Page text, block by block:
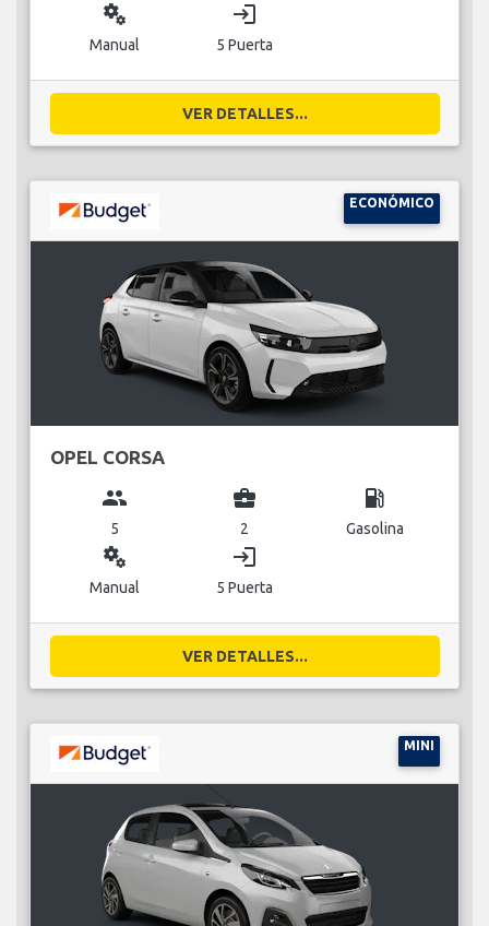
miscellaneous_services
Manual
login
5 Puerta
VER DETALLES...
ECONÓMICO
OPEL CORSA
group
5
business_center
2
local_gas_station
Gasolina
miscellaneous_services
Manual
login
5 Puerta
VER DETALLES...
MINI